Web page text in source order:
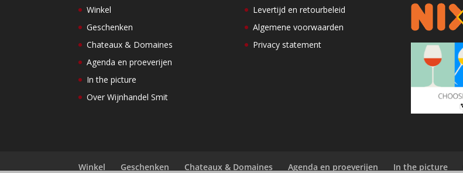
Winkel
Geschenken
Chateaux & Domaines
Agenda en proeverijen
In the picture
Over Wijnhandel Smit
Levertijd en retourbeleid
Algemene voorwaarden
Privacy statement
Winkel Geschenken Chateaux & Domaines Agenda en proeverijen In the picture